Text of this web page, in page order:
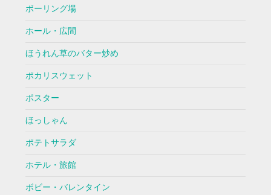
ボーリング場
ホール・広間
ほうれん草のバター炒め
ポカリスウェット
ポスター
ほっしゃん
ポテトサラダ
ホテル・旅館
ボビー・バレンタイン